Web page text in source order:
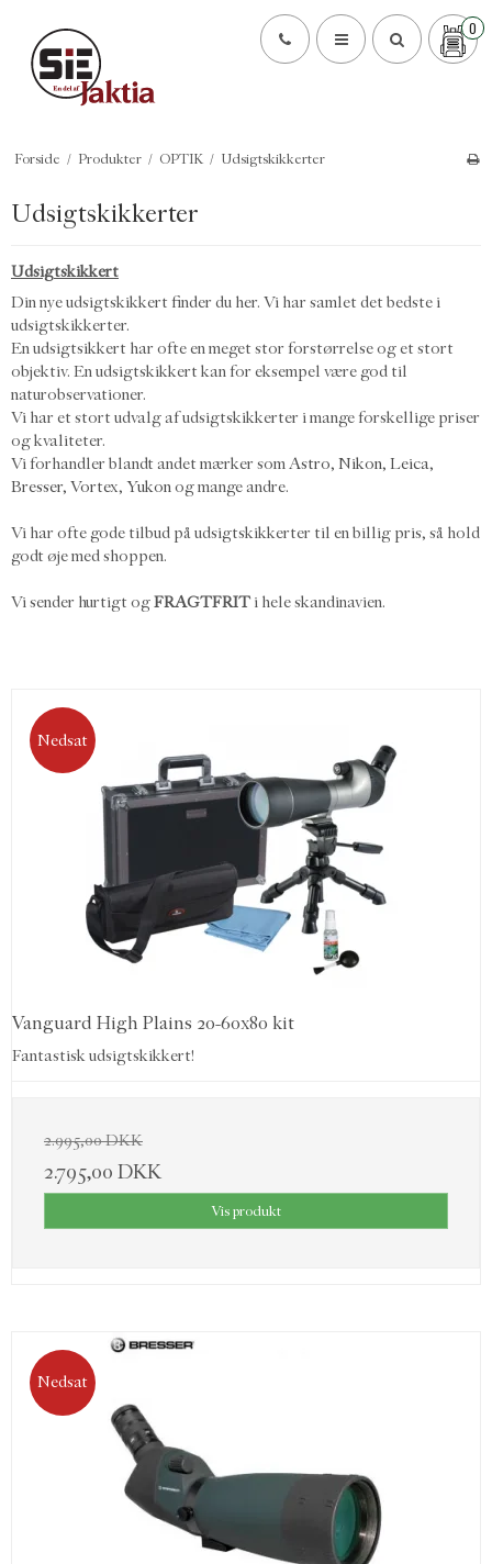
0
Forside / Produkter / OPTIK / Udsigtskikkerter
Udsigtskikkerter
Udsigtskikkert
Din nye udsigtskikkert finder du her. Vi har samlet det bedste i
udsigtskikkerter.
En udsigtsikkert har ofte en meget stor forstørrelse og et stort
objektiv. En udsigtskikkert kan for eksempel være god til
naturobservationer.
Vi har et stort udvalg af udsigtskikkerter i mange forskellige priser
og kvaliteter.
Vi forhandler blandt andet mærker somAstro, Nikon, Leica,
Bresser, Vortex, Yukonog mange andre.
Vi har ofte gode tilbud på udsigtskikkerter til en billig pris, så hold
godt øje med shoppen.
Vi sender hurtigt ogFRAGTFRIT i hele skandinavien.
Nedsat
Vanguard High Plains 20-60x80 kit
Fantastisk udsigtskikkert!
2.995,00 DKK
2.795,00 DKK
Vis produkt
Nedsat